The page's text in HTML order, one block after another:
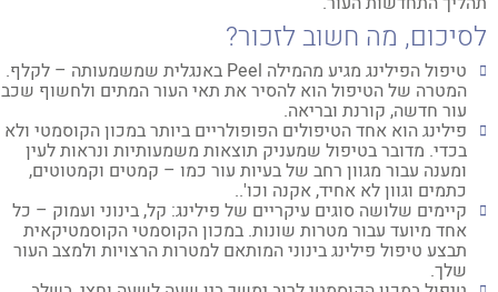
מה חשוב לזכור?
טיפול הפילינג מגיע מהמילה Peel באנגלית שמשמעותה – לקלף.
המטרה של הטיפול הוא להסיר את תאי העור המתים ולחשוף שכבת
עור חדשה, קורנת ובריאה.
פילינג הוא אחד הטיפולים הפופולריים ביותר במכון הקוסמטי ולא
בכדי. מדובר בטיפול שמעניק תוצאות משמעותיות ונראות לעין
ומענה עבור מגוון רחב של בעיות עור כמו – קמטים וקמטוטים,
כתמים וגוון לא אחיד, אקנה וכו'..
קיימים שלושה סוגים עיקריים של פילינג: קל, בינוני ועמוק – כל
אחד מיועד עבור מטרות שונות. במכון הקוסמטי הקוסמטיקאית
תבצע טיפול פילינג בינוני המותאם למטרות הרצויות ולמצב העור
שלך.